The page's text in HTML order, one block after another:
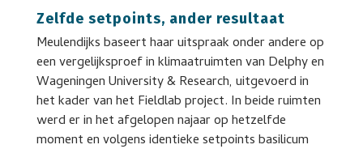
Zelfde setpoints, ander resultaat
Meulendijks baseert haar uitspraak onder andere op
een vergelijksproef in klimaatruimten van Delphy en
Wageningen University & Research, uitgevoerd in
het kader van het Fieldlab project. In beide ruimten
werd er in het afgelopen najaar op hetzelfde
moment en volgens identieke setpoints basilicum